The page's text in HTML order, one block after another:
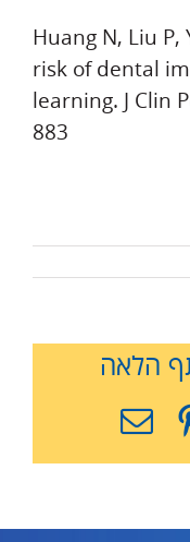
Huang N, Liu
risk of dental
learning. J Clin
883
הלאה
Pinterest
כתובת